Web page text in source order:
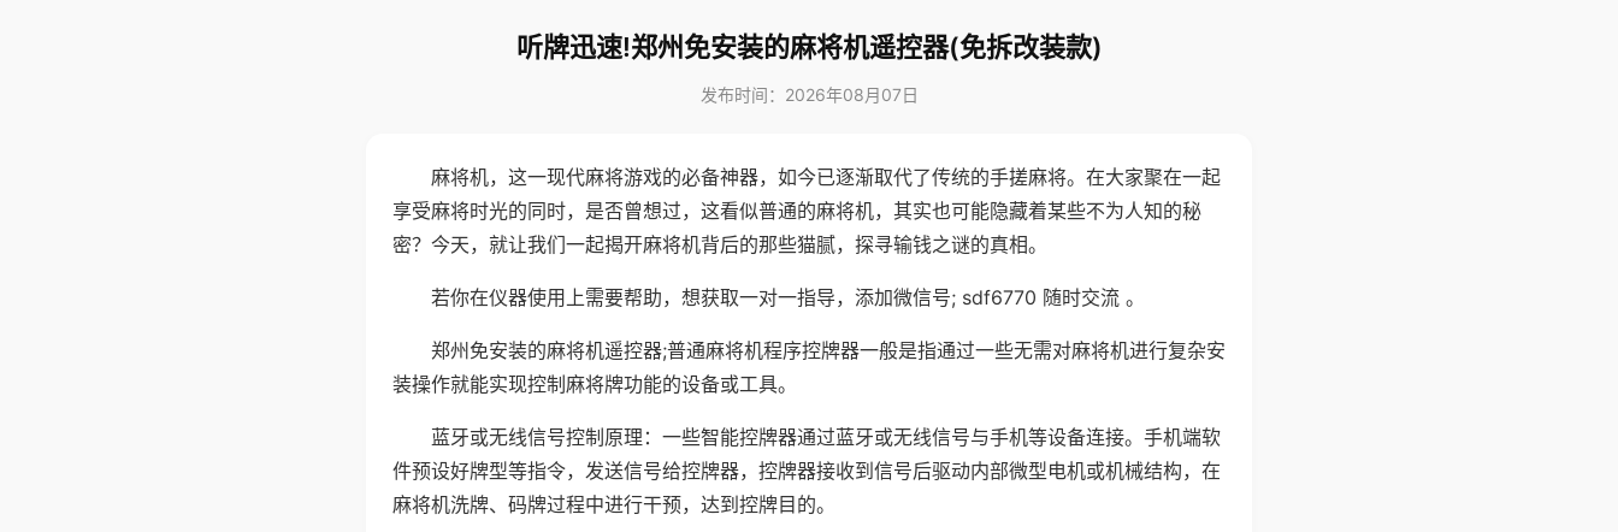
听牌迅速!郑州免安装的麻将机遥控器(免拆改装款)
发布时间：2026年08月07日
麻将机，这一现代麻将游戏的必备神器，如今已逐渐取代了传统的手搓麻将。在大家聚在一起
享受麻将时光的同时，是否曾想过，这看似普通的麻将机，其实也可能隐藏着某些不为人知的秘
密？今天，就让我们一起揭开麻将机背后的那些猫腻，探寻输钱之谜的真相。
若你在仪器使用上需要帮助，想获取一对一指导，添加微信号; sdf6770 随时交流 。
郑州免安装的麻将机遥控器;普通麻将机程序控牌器一般是指通过一些无需对麻将机进行复杂安
装操作就能实现控制麻将牌功能的设备或工具。
蓝牙或无线信号控制原理：一些智能控牌器通过蓝牙或无线信号与手机等设备连接。手机端软
件预设好牌型等指令，发送信号给控牌器，控牌器接收到信号后驱动内部微型电机或机械结构，在
麻将机洗牌、码牌过程中进行干预，达到控牌目的。